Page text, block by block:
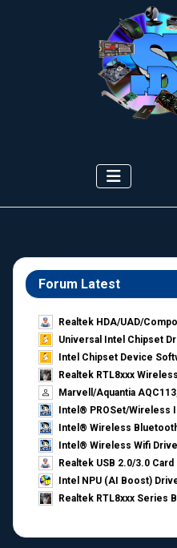
Forum Latest
Realtek HDA/UAD/
Universal Intel Chipset
Intel Chipset Device
Realtek RTL8xxx
Marvell/Aquantia
Intel® PROSet/Wireless
Intel® Wireless
Intel® Wireless Wifi
Realtek USB 2.0/3.0
Intel NPU (AI Boost)
Realtek RTL8xxx Series